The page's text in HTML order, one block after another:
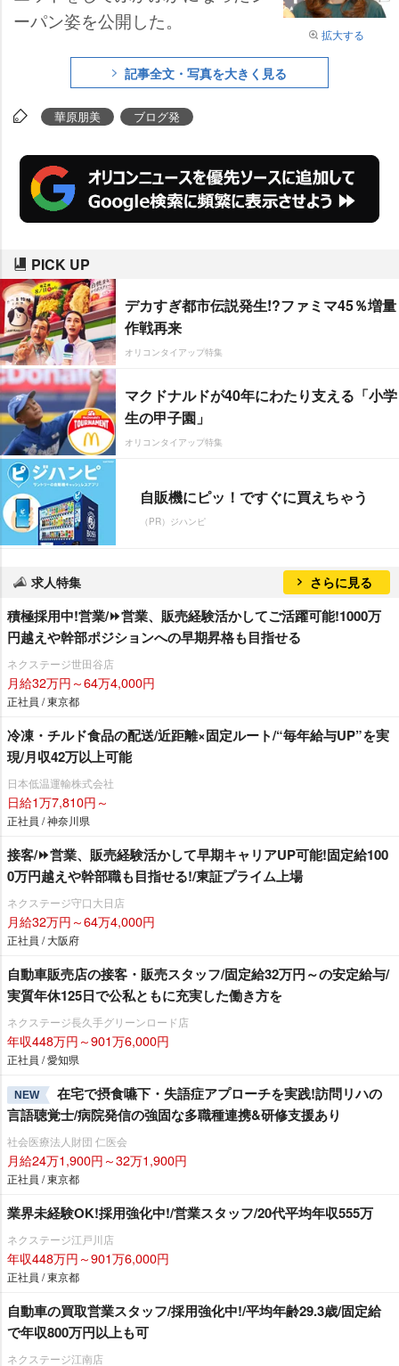
拡大する
ーパン姿を公開した。
記事全文・写真を大きく見る
華原朋美 ブログ発
PICK UP
デカすぎ都市伝説発生!?ファミマ45％増量
作戦再来
オリコンタイアップ特集
マクドナルドが40年にわたり支える「小学
生の甲子園」
オリコンタイアップ特集
自販機にピッ！ですぐに買えちゃう
（PR）ジハンピ
求人特集 さらに見る
積極採用中!営業/⏩️営業、販売経験活かしてご活躍可能!1000万
円越えや幹部ポジションへの早期昇格も目指せる
ネクステージ世田谷店
月給32万円～64万4,000円
正社員 / 東京都
冷凍・チルド食品の配送/近距離×固定ルート/“毎年給与UP”を実
現/月収42万以上可能
日本低温運輸株式会社
日給1万7,810円～
正社員 / 神奈川県
接客/⏩️営業、販売経験活かして早期キャリアUP可能!固定給100
0万円越えや幹部職も目指せる!/東証プライム上場
ネクステージ守口大日店
月給32万円～64万4,000円
正社員 / 大阪府
自動車販売店の接客・販売スタッフ/固定給32万円～の安定給与/
実質年休125日で公私ともに充実した働き方を
ネクステージ⾧久手グリーンロード店
年収448万円～901万6,000円
正社員 / 愛知県
NEW
在宅で摂食嚥下・失語症アプローチを実践!訪問リハの
言語聴覚士/病院発信の強固な多職種連携&研修支援あり
社会医療法人財団 仁医会
月給24万1,900円～32万1,900円
正社員 / 東京都
業界未経験OK!採用強化中!/営業スタッフ/20代平均年収555万
ネクステージ江戸川店
年収448万円～901万6,000円
正社員 / 東京都
自動車の買取営業スタッフ/採用強化中!/平均年齢29.3歳/固定給
で年収800万円以上も可
ネクステージ江南店